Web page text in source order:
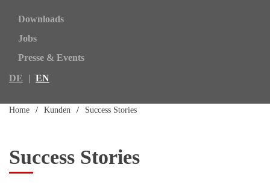
Downloads
Jobs
Presse & Events
DE
EN
Home Kunden Success Stories
Success Stories